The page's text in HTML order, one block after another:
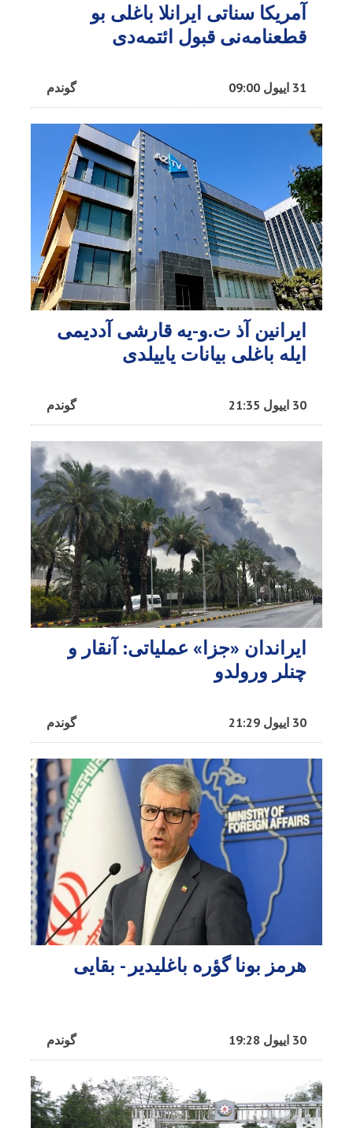
آمریکا سناتی ایرانلا باغلی بو
قطعنامه‌نی قبول ائتمه‌دی
گوندم 31 اییول 09:00
ایرانین آذ ت.و-یه قارشی آددیمی
ایله باغلی بیانات یاییلدی
گوندم 30 اییول 21:35
ایراندان «جزا» عملیاتی: آنقار و
چنلر ورولدو
گوندم 30 اییول 21:29
هرمز بونا گؤره باغلیدیر - بقایی
گوندم 30 اییول 19:28